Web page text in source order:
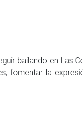
bailando en Las
fomentar la